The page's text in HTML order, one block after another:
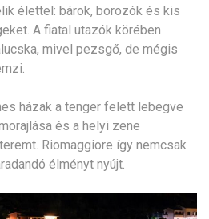
élettel: bárok, borozók és kis
A fiatal utazók körében
mivel pezsgő, de mégis
házak a tenger felett lebegve
és a helyi zene
Riomaggiore így nemcsak
élményt nyújt.